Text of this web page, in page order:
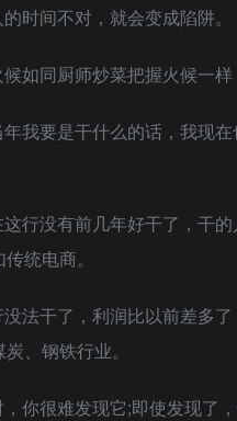
时间不对，就会变成陷阱。
如同厨师炒菜把握火候一
我要是干什么的话，我现
行没有前几年好干了，干
统电商。
法干了，利润比以前差多
、钢铁行业。
你很难发现它;即使发现了